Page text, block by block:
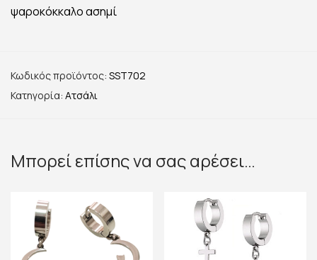
ψαροκόκκαλο ασημί
Κωδικός προϊόντος: SST702
Κατηγορία: Ατσάλι
Μπορεί επίσης να σας αρέσει…